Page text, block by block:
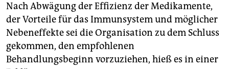
Nach Abwägung der Effizienz der Medikamente,
der Vorteile für das Immunsystem und möglicher
Nebeneffekte sei die Organisation zu dem Schluss
gekommen, den empfohlenen
Behandlungsbeginn vorzuziehen, hieß es in einer